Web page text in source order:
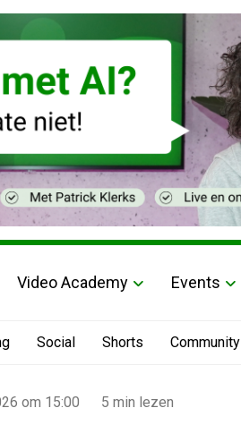
Video Academy Events
Social Shorts Community
om 15:00 5 min lezen